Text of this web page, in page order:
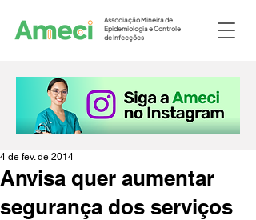
Associação Mineira de
Epidemiologia e Controle
de Infecções
Anvisa quer aumentar
segurança dos serviços
4 de fev. de 2014